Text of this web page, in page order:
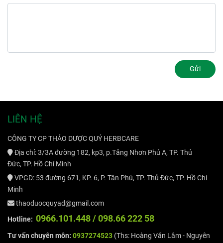
Gửi
LIÊN HỆ
CÔNG TY CP THẢO DƯỢC QUÝ HERBCARE
Địa chỉ: 3/3A đường 182, kp3, p.Tăng Nhơn Phú A, TP. Thủ
Đức, TP. Hồ Chí Minh
VPGD: 53 đường 671, KP. 6, P. Tân Phú, TP. Thủ Đức, TP. Hồ Chí
Minh
thaoduocquyad@gmail.com
Hotline: 0966.101.448 /098.66 222 58
Tư vấn chuyên môn: 0937274523 (Ths: Hoàng Văn Lâm - Nguyên